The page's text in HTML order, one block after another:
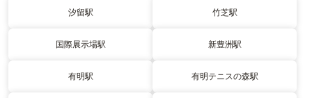
汐留駅 竹芝駅
国際展示場駅 新豊洲駅
有明駅 有明テニスの森駅